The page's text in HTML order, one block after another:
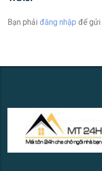
Bạn phải đăng nhập để gửi